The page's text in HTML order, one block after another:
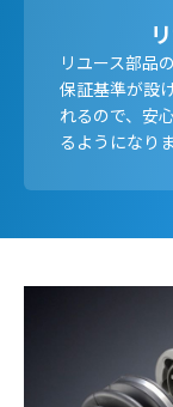
リユース部品
保証基準が設
れるので、安
るようになり